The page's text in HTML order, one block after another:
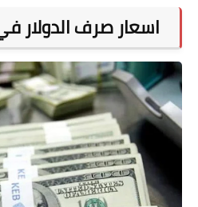
اسعار صرف الدولار